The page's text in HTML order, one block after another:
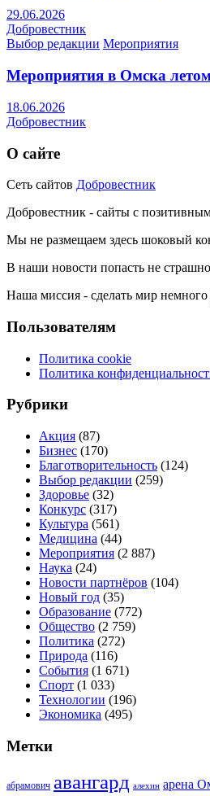
29.06.2026
Добровестник
Выбор редакции Мероприятия
Мероприятия в Омска
18.06.2026
Добровестник
О сайте
Сеть сайтов Добровестник
Добровестник - сайты с
Мы не размещаем здесь шоковый
В наши новости попасть не
Наша миссия - сделать мир немного
Пользователям
Политика cookie
Политика
Рубрики
Акция (87)
Бизнес (170)
Благотворительность (124)
Выбор редакции (259)
Здоровье (32)
Конкурс (317)
Культура (561)
Медицина (44)
Мероприятия (2 887)
Наука (24)
Новости партнёров (104)
Новый год (35)
Образование (772)
Общество (2 759)
Политика (272)
Природа (116)
События (1 671)
Спорт (1 033)
Технологии (196)
Экономика (495)
Метки
абрамович авангард алехин арена